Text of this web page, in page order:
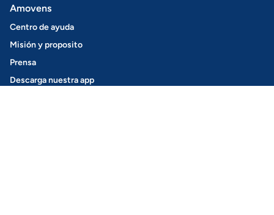
Amovens
Centro de ayuda
Misión y proposito
Prensa
Descarga nuestra app